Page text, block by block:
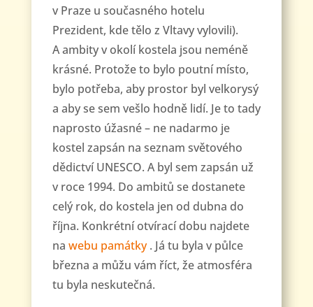
v Praze u současného hotelu
Prezident, kde tělo z Vltavy vylovili).
A ambity v okolí kostela jsou neméně
krásné. Protože to bylo poutní místo,
bylo potřeba, aby prostor byl velkorysý
a aby se sem vešlo hodně lidí. Je to tady
naprosto úžasné – ne nadarmo je
kostel zapsán na seznam světového
dědictví UNESCO. A byl sem zapsán už
v roce 1994. Do ambitů se dostanete
celý rok, do kostela jen od dubna do
října. Konkrétní otvírací dobu najdete
na webu památky. Já tu byla v půlce
března a můžu vám říct, že atmosféra
tu byla neskutečná.